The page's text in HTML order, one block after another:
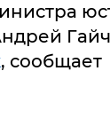
, сообщает